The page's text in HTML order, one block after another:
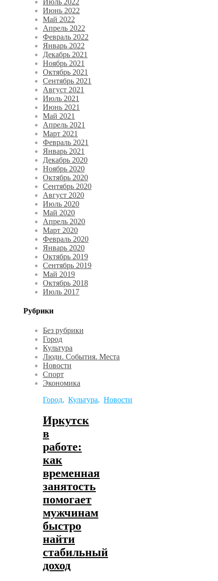
Июль 2022
Июнь 2022
Май 2022
Апрель 2022
Февраль 2022
Январь 2022
Декабрь 2021
Ноябрь 2021
Октябрь 2021
Сентябрь 2021
Август 2021
Июль 2021
Июнь 2021
Май 2021
Апрель 2021
Март 2021
Февраль 2021
Январь 2021
Декабрь 2020
Ноябрь 2020
Октябрь 2020
Сентябрь 2020
Август 2020
Июль 2020
Май 2020
Апрель 2020
Март 2020
Февраль 2020
Январь 2020
Октябрь 2019
Сентябрь 2019
Май 2019
Октябрь 2018
Июль 2017
Рубрики
Без рубрики
Город
Культура
Люди. События. Места
Новости
Спорт
Экономика
Город, Культура, Новости
Иркутск
в
работе:
как
временная
занятость
помогает
мужчинам
быстро
найти
стабильный
доход